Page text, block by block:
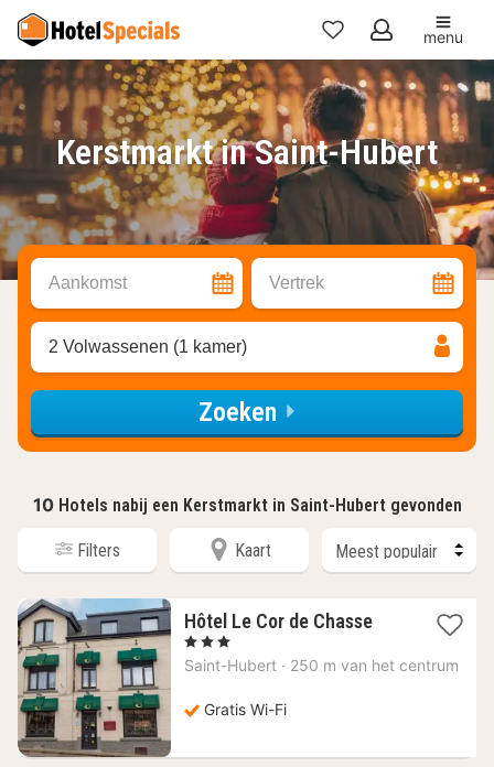
Mijn
favorieten
menu
Kerstmarkt in Saint-Hubert
Aankomst Vertrek
2 Volwassenen (1 kamer)
Zoeken
10 Hotels nabij een Kerstmarkt in Saint-Hubert gevonden
Filters Kaart
Hôtel Le Cor de Chasse1
vanaf
, 3 Sterren
Saint-Hubert · 250 m van het centrum
Gratis Wi-Fi